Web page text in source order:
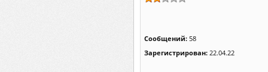
Сообщений: 58
Зарегистрирован: 22.04.22